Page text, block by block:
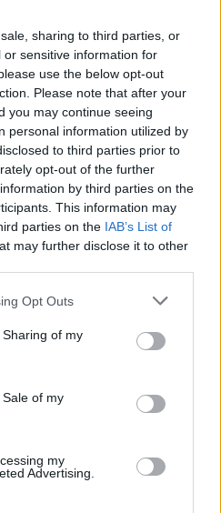
sharing to third parties, or
sensitive information for
use the below opt-out
Please note that after your
you may continue seeing
personal information utilized by
to third parties prior to
opt-out of the further
by third parties on the
This information may
parties on the IAB’s List of
may further disclose it to other
app uses one or more Google
behaviour. You may click to
and its third-party tags to
purposes in below Google
Opt Outs
of my
of my
my
Advertising.
e sentieri sabbiosi offre
dai consueti percorsi
in alcuni tratti.
per il Lido e poi bus
accessi segnalati.
l’andata e ritorno breve.
vegetazione dunale, moli e
a famiglie. Chi preferisce
può scegliere le sezioni
il percorso a un anello
o oasi naturali, alcune
rispettare i sentieri e
percorsi alternativi